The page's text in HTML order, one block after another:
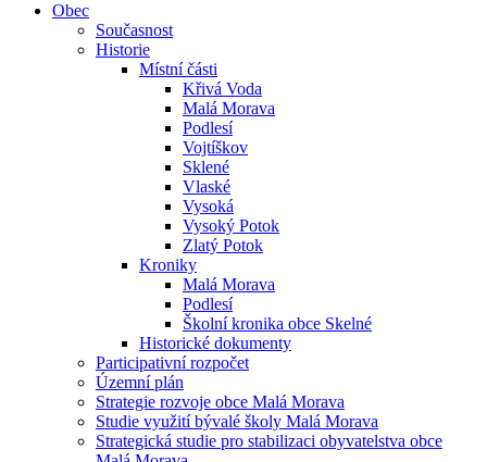
Obec
Současnost
Historie
Místní části
Křivá Voda
Malá Morava
Podlesí
Vojtíškov
Sklené
Vlaské
Vysoká
Vysoký Potok
Zlatý Potok
Kroniky
Malá Morava
Podlesí
Školní kronika obce Skelné
Historické dokumenty
Participativní rozpočet
Územní plán
Strategie rozvoje obce Malá Morava
Studie využití bývalé školy Malá Morava
Strategická studie pro stabilizaci obyvatelstva obce